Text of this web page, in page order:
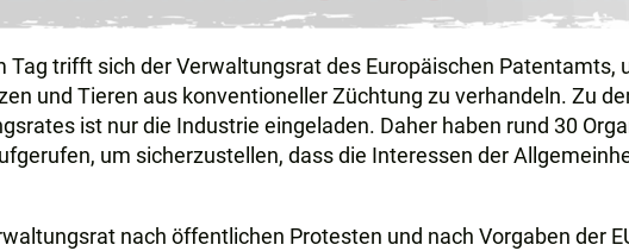
Tag trifft sich der Verwaltungsrat des Europäischen Patentamts,
und Tieren aus konventioneller Züchtung zu verhandeln. Zu
ist nur die Industrie eingeladen. Daher haben rund 30
um sicherzustellen, dass die Interessen der
nach öffentlichen Protesten und nach Vorgaben der